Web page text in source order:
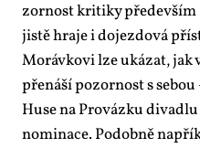
zor­nost kri­ti­ky
jis­tě hra­je i do­jez­do­vá
Mo­ráv­ko­vi lze uká­zat, jak
pře­ná­ší po­zor­nost s
Huse na Pro­váz­ku
no­mi­na­ce. Po­dob­ně